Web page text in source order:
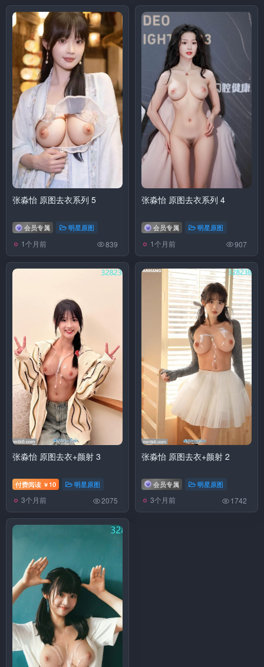
张淼怡 原图去衣系列 5
会员专属 明星原图
1个月前 839
张淼怡 原图去衣系列 4
会员专属 明星原图
1个月前 907
张淼怡 原图去衣+颜射 3
付费阅读 ￥ 10 明星原图
3个月前 2075
张淼怡 原图去衣+颜射 2
会员专属 明星原图
3个月前 1742